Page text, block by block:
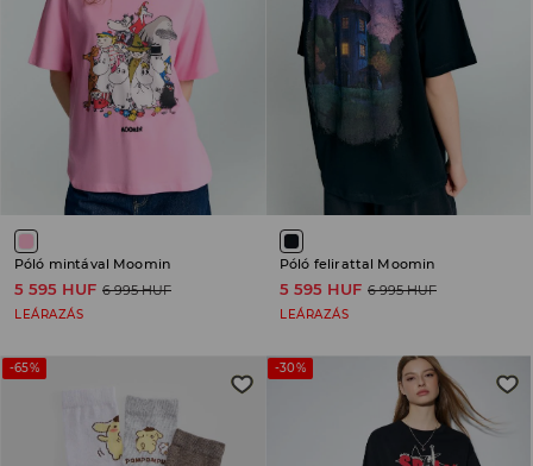
Póló mintával Moomin
5 595 HUF 6 995 HUF
LEÁRAZÁS
Póló felirattal Moomin
5 595 HUF 6 995 HUF
LEÁRAZÁS
-65% -30%